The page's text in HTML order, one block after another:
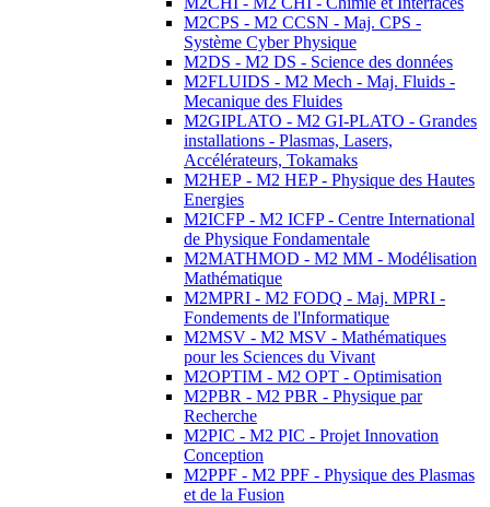
M2CPS - M2 CCSN - Maj. CPS -
Système Cyber Physique
M2DS - M2 DS - Science des données
M2FLUIDS - M2 Mech - Maj. Fluids -
Mecanique des Fluides
M2GIPLATO - M2 GI-PLATO - Grandes
installations - Plasmas, Lasers,
Accélérateurs, Tokamaks
M2HEP - M2 HEP - Physique des Hautes
Energies
M2ICFP - M2 ICFP - Centre International
de Physique Fondamentale
M2MATHMOD - M2 MM - Modélisation
Mathématique
M2MPRI - M2 FODQ - Maj. MPRI -
Fondements de l'Informatique
M2MSV - M2 MSV - Mathématiques
pour les Sciences du Vivant
M2OPTIM - M2 OPT - Optimisation
M2PBR - M2 PBR - Physique par
Recherche
M2PIC - M2 PIC - Projet Innovation
Conception
M2PPF - M2 PPF - Physique des Plasmas
et de la Fusion